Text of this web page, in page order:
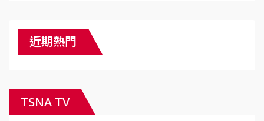
近期熱門
TSNA TV